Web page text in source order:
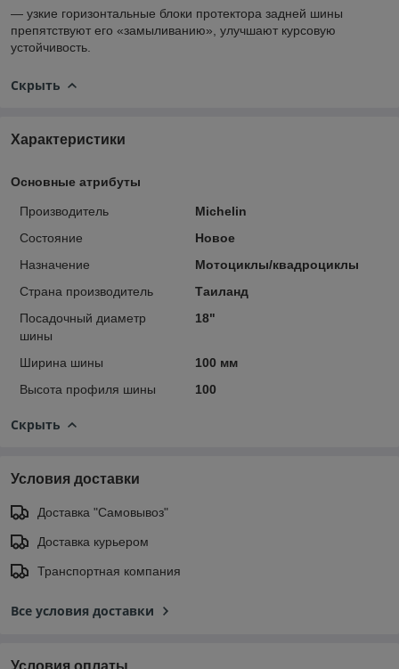
— узкие горизонтальные блоки протектора задней шины
препятствуют его «замыливанию», улучшают курсовую
устойчивость.
Скрыть
Характеристики
Основные атрибуты
Производитель
Michelin
Состояние
Новое
Назначение
Мотоциклы/квадроциклы
Страна производитель
Таиланд
Посадочный диаметр
шины
18"
Ширина шины
100 мм
Высота профиля шины
100
Скрыть
Условия доставки
Доставка "Самовывоз"
Доставка курьером
Транспортная компания
Все условия доставки
Условия оплаты